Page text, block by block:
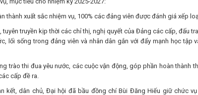
thành xuất sắc nhiệm vụ, 100% các đảng viên được đánh giá xếp
tuyên truyền kịp thời các chỉ thị, nghị quyết của Đảng các cấp, đấu
lối sống trong đảng viên và nhân dân gắn với đẩy mạnh học tập
trào thi đua yêu nước, các cuộc vận động, góp phần hoàn thành
cấp đề ra.
kết, dân chủ, Đại hội đã bầu đồng chí Bùi Đăng Hiếu giữ chức